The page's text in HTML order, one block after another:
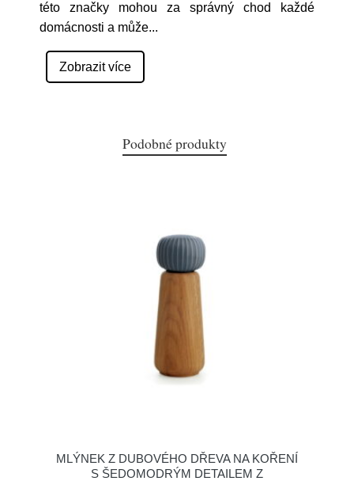
této značky mohou za správný chod každé
domácnosti a může...
Zobrazit více
Podobné produkty
MLÝNEK Z DUBOVÉHO DŘEVA NA KOŘENÍ
S ŠEDOMODRÝM DETAILEM Z